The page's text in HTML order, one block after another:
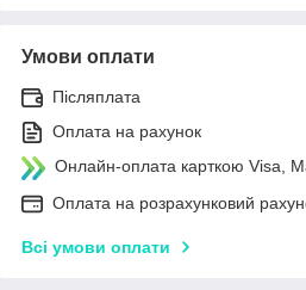
Умови оплати
Післяплата
Оплата на рахунок
Онлайн-оплата карткою Visa,
Оплата на розрахунковий
Всі умови оплати